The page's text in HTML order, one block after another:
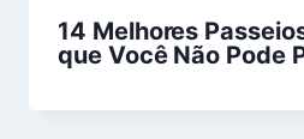
14 Melhores
que Você Não Pode